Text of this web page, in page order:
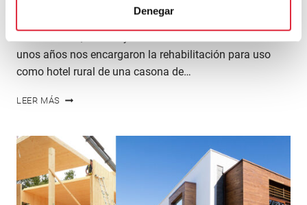
Denegar
están obsoletas, con un deficiente estado de
unos años nos encargaron la rehabilitación para uso
como hotel rural de una casona de…
LEER MÁS REHABILITACIÓN
CASONA
DE
INDIANOS
PARA
HOTEL